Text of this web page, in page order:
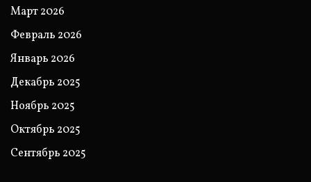
Март 2026
Февраль 2026
Январь 2026
Декабрь 2025
Ноябрь 2025
Октябрь 2025
Сентябрь 2025